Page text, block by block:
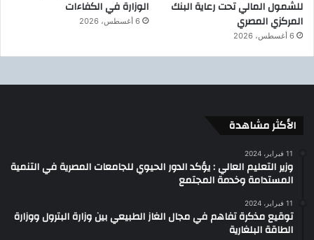
للشمول المالي تحت رعاية البنك
المركزي المصري
6 أغسطس، 2026
الوزارة في الكفاءات
6 أغسطس، 2026
الأكثر مشاهدة
11 فبراير، 2024
وزير التعليم العالي : يؤكد الدور الحيوي للجامعات المصرية في التنمية
المستدامة وخدمة المجتمع
11 فبراير، 2024
توقيع مذكرة تفاهم في مجال الغاز الطبيعي بين وزارة البترول ووزارة
الطاقة البلغارية